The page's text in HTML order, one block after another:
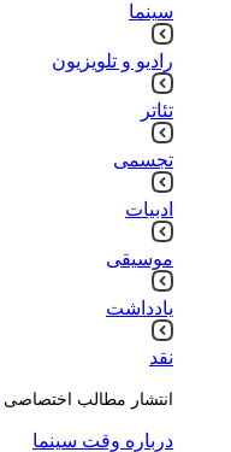
سینما
رادیو و تلویزیون
تئاتر
تجسمی
ادبیات
موسیقی
یادداشت
نقد
انتشار مطالب اختصاصی
درباره وقت سینما